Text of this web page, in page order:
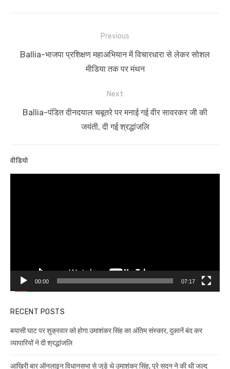
navigation
Previous
Previous
Ballia-भाजपा प्रशिक्षण महाअभियान में विचारधारा से लेकर सोशल
मीडिया तक पर मंथन
Next
Next
Ballia-पंडित दीनदयाल चबूतरे पर मनाई गई वीर सावरकर जी की
जयंती, दी गई श्रद्धांजलि
वीडियो
00:00 07:17
RECENT POSTS
बयासी घाट पर शुक्रवार को होगा उमाशंकर सिंह का अंतिम संस्कार, दुकानें बंद कर
व्यापारियों ने दी श्रद्धांजलि
आखिरी बार ऑनलाइन विधानसभा से जुड़े थे उमाशंकर सिंह, पूरे सदन ने की थी जल्द